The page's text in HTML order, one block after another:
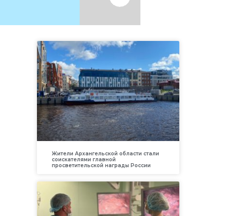
Жители Архангельской области стали
соискателями главной
просветительской награды России